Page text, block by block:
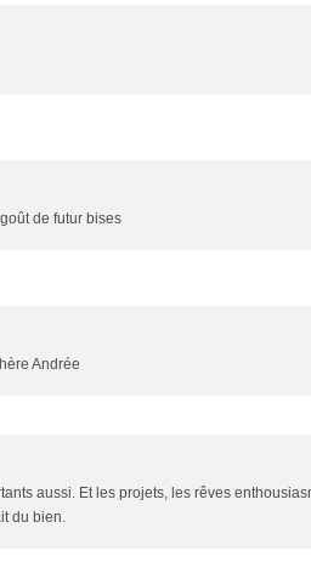
de futur bises
Andrée
aussi. Et les projets, les rêves
du bien.